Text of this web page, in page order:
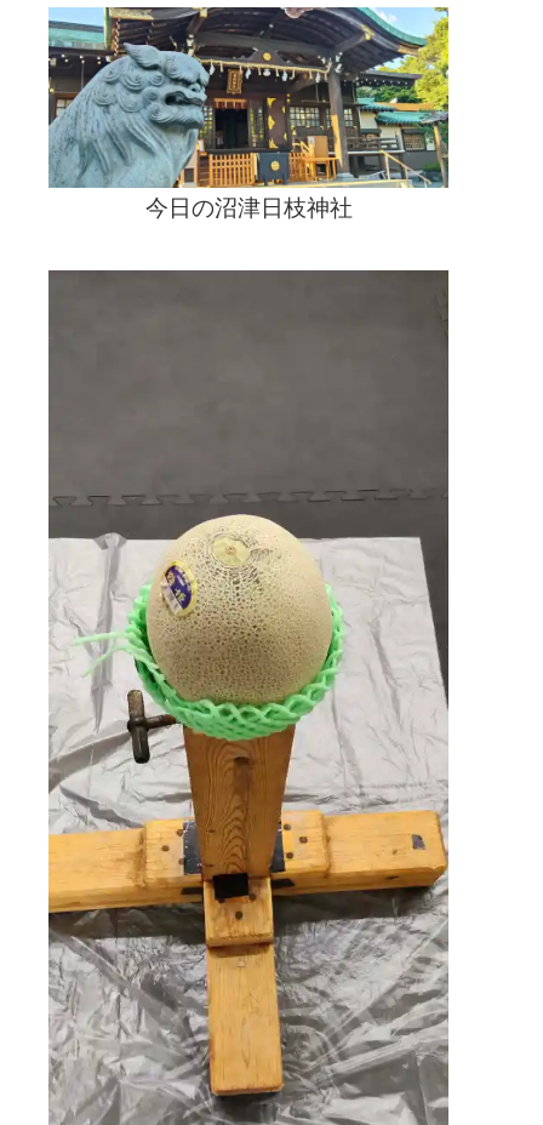
ス
タ
ー
を
当
日
ま
で
貼
っ
く
今日の沼津日枝神社